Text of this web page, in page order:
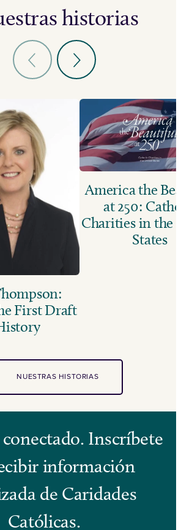
historias
First Draft
America the
at 250:
Charities in the
States
NUESTRAS HISTORIAS
Inscríbete
información
de Caridades
Católicas.